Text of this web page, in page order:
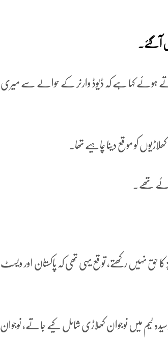
آ گئے۔
ہوئے کہا ہے کہ ڈیوڈ وارنر کے حوالے سے میری
کو موقع دینا چاہیے تھا۔
سیریز کا حق نہیں رکھتے، توقع یہی تھی کہ پاکستان اور ویسٹ
ٹیم میں نوجوان کھلاڑی شامل کیے جاتے، نوجوان